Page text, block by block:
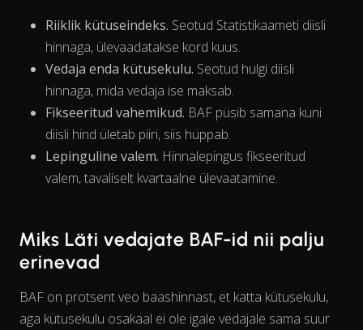
The chart has 1 X axis displaying Time. Data ranges from
Riiklik kütuseindeks. Seotud Statistikaameti diisli
hinnaga, ülevaadatakse kord kuus.
Vedaja enda kütusekulu. Seotud hulgi diisli
hinnaga, mida vedaja ise maksab.
Fikseeritud vahemikud. BAF püsib samana kuni
diisli hind ületab piiri, siis hüppab.
Lepinguline valem. Hinnalepingus fikseeritud
valem, tavaliselt kvartaalne ülevaatamine.
Miks Läti vedajate BAF-id nii palju
erinevad
BAF on protsent veo baashinnast, et katta kütusekulu,
aga kütusekulu osakaal ei ole igale vedajale sama suur